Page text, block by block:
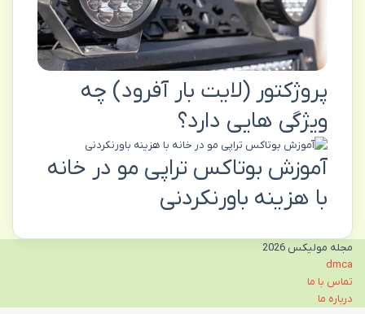
پروژکتور (لایت بار آفرود) چه
ویژگی هایی دارد؟
آموزش بوتاکس تراپی مو در خانه
با هزینه باورنکردنی
مجله مولیکس 2026
dmca
تماس با ما
درباره ما